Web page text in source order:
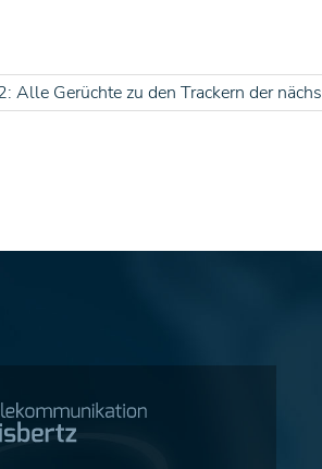
Alle Gerüchte zu den Trackern der